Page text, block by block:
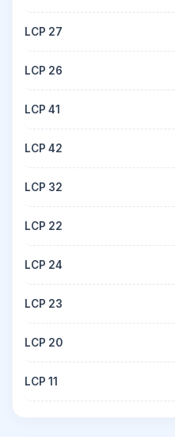
LCP 27
LCP 26
LCP 41
LCP 42
LCP 32
LCP 22
LCP 24
LCP 23
LCP 20
LCP 11